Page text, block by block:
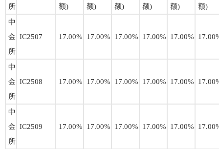
所
额)
额)
额)
额)
额)
额)
中
金
所
IC2507 17.00% 17.00% 17.00% 17.00% 17.00%
中
金
所
IC2508 17.00% 17.00% 17.00% 17.00% 17.00%
中
金
所
IC2509 17.00% 17.00% 17.00% 17.00% 17.00%